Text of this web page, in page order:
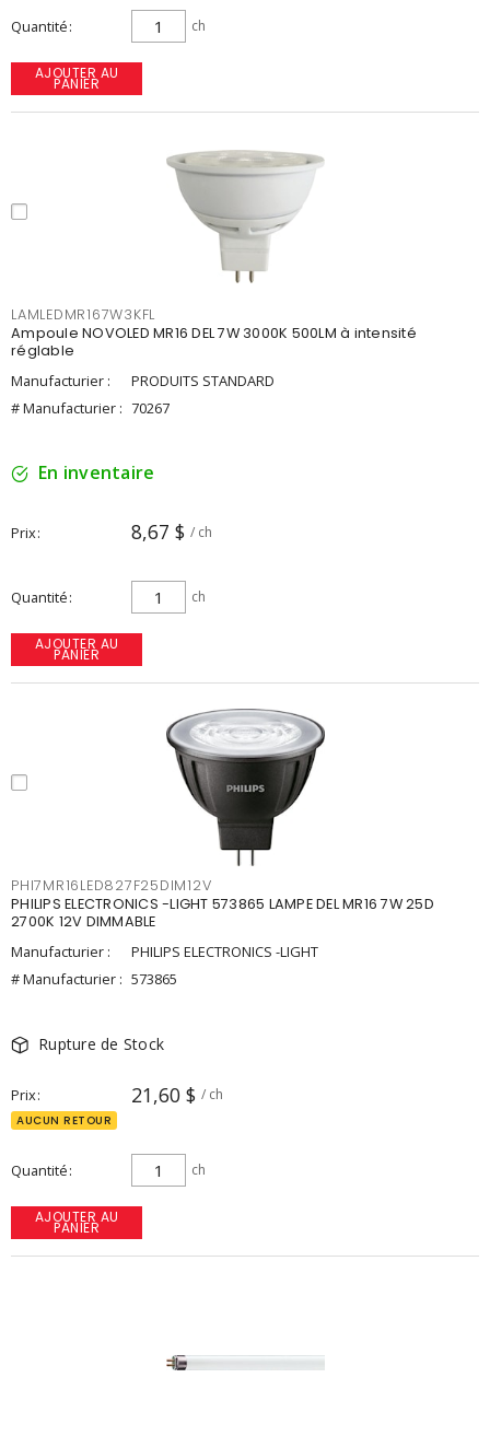
Quantité ch
AJOUTER AU
PANIER
LAMLEDMR167W3KFL
Ampoule NOVOLED MR16 DEL 7W 3000K 500LM à intensité
réglable
Manufacturier :
PRODUITS STANDARD
# Manufacturier : 70267
En inventaire
Prix 8,67 $ / ch
Quantité ch
AJOUTER AU
PANIER
PHI7MR16LED827F25DIM12V
PHILIPS ELECTRONICS -LIGHT 573865 LAMPE DEL MR16 7W 25D
2700K 12V DIMMABLE
Manufacturier :
PHILIPS ELECTRONICS -LIGHT
# Manufacturier : 573865
Rupture de Stock
Prix 21,60 $ / ch
AUCUN RETOUR
Quantité ch
AJOUTER AU
PANIER